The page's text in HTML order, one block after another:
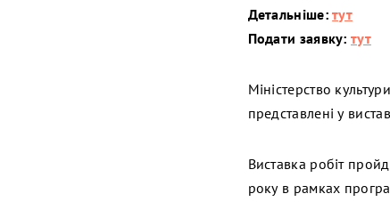
Детальніше: тут
Подати заявку: тут
Міністерство
представлені у
Виставка робіт
року в рамках